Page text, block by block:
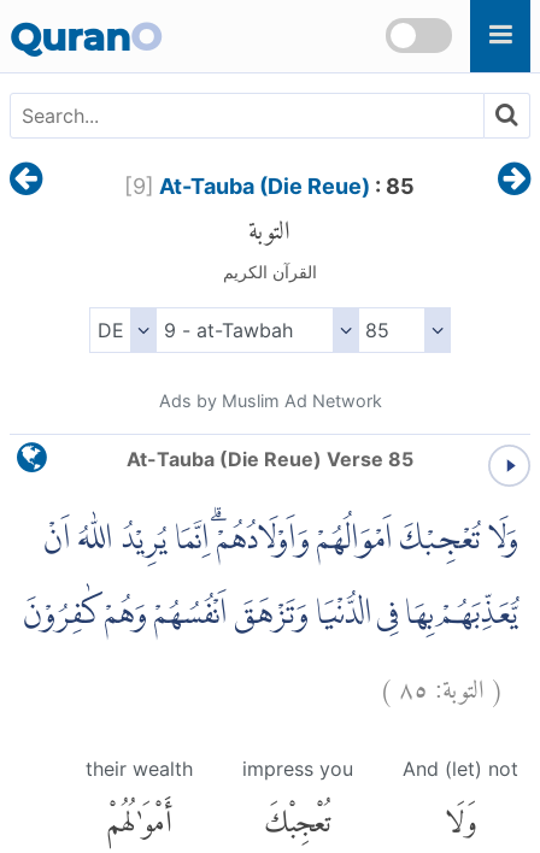
QuranO
[9] At-Tauba (Die Reue) : 85
التوبة
القرآن الكريم
Ads by Muslim Ad Network
At-Tauba (Die Reue) Verse 85
وَلَا تُعْجِبْكَ اَمْوَالُهُمْ وَاَوْلَادُهُمْۗ اِنَّمَا يُرِيْدُ اللّٰهُ اَنْ
يُّعَذِّبَهُمْ بِهَا فِى الدُّنْيَا وَتَزْهَقَ اَنْفُسُهُمْ وَهُمْ كٰفِرُوْنَ
(التوبة:٨٥)
And (let) not
وَلَا
impress you
تُعْجِبْكَ
their wealth
أَمْوَٰلُهُمْ